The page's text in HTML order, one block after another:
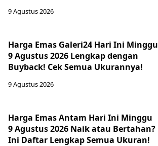
9 Agustus 2026
Harga Emas Galeri24 Hari Ini Minggu
9 Agustus 2026 Lengkap dengan
Buyback! Cek Semua Ukurannya!
9 Agustus 2026
Harga Emas Antam Hari Ini Minggu
9 Agustus 2026 Naik atau Bertahan?
Ini Daftar Lengkap Semua Ukuran!